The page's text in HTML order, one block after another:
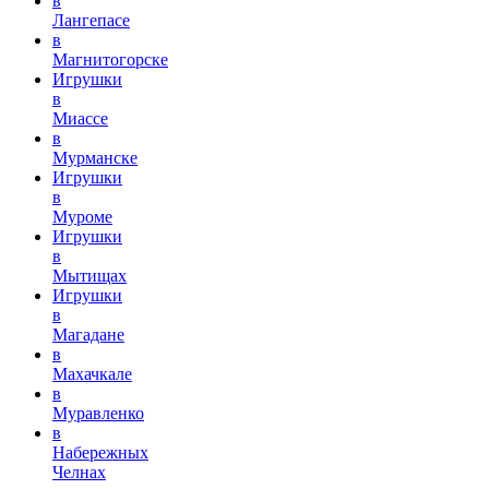
Лангепасе
в
Магнитогорске
Игрушки
в
Миассе
в
Мурманске
Игрушки
в
Муроме
Игрушки
в
Мытищах
Игрушки
в
Магадане
в
Махачкале
в
Муравленко
в
Набережных
Челнах